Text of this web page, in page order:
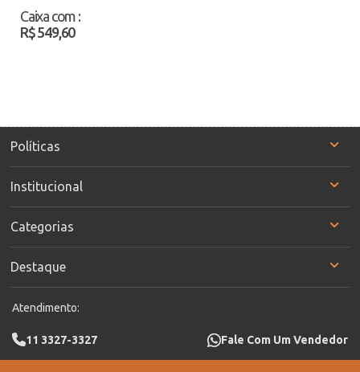
Caixa com :
R$ 549,60
Políticas
Institucional
Categorias
Destaque
Atendimento:
11 3327-3327 Fale Com Um Vendedor